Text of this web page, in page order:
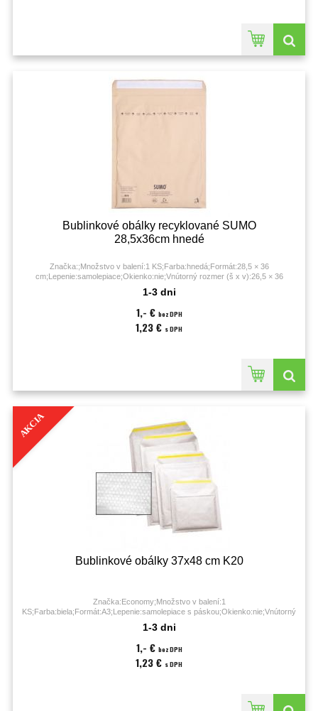
Bublinkové obálky recyklované SUMO
28,5x36cm hnedé
Značka:;Množstvo v balení:1 KS;Farba:hnedá;Formát:28,5 × 36
cm;Lepenie:samolepiace;Okienko:nie;Vnútorný rozmer (š x v):26,5 × 36
1-3 dni
1,- € bez DPH
1,23 € s DPH
AKCIA
Bublinkové obálky 37x48 cm K20
Značka:Economy;Množstvo v balení:1
KS;Farba:biela;Formát:A3;Lepenie:samolepiace s páskou;Okienko:nie;Vnútorný
1-3 dni
1,- € bez DPH
1,23 € s DPH